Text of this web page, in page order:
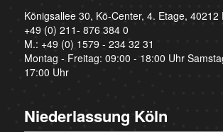
Königsallee 30, Kö-Center, 4. Etage, 40212
+49 (0) 211- 876 384 0
M.: +49 (0) 1579 - 234 32 31
Montag - Freitag: 09:00 - 18:00 Uhr
17:00 Uhr
Niederlassung Köln